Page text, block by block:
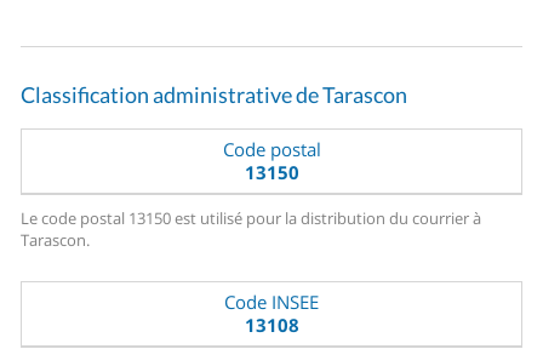
Classification administrative de Tarascon
Code postal
13150
Le code postal 13150 est utilisé pour la distribution du courrier à
Tarascon.
Code INSEE
13108